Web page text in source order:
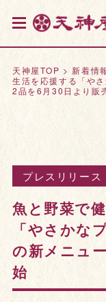
天神屋TOP >新着情
生活を応援する「や
2品を6月30日より販
プレスリリース
魚と野菜で
「やさかな
の新メニュ
始